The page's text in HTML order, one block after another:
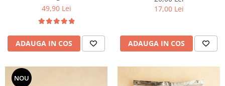
49,90 Lei
ADAUGA IN COS
17,00 Lei
ADAUGA IN COS
NOU